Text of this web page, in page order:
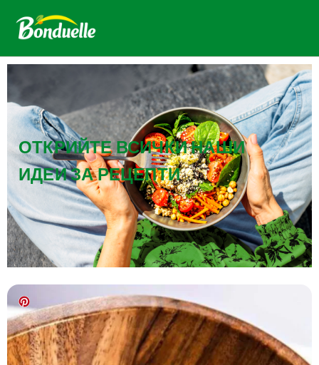
ОТКРИЙТЕ ВСИЧКИ НАШИ
ИДЕИ ЗА РЕЦЕПТИ